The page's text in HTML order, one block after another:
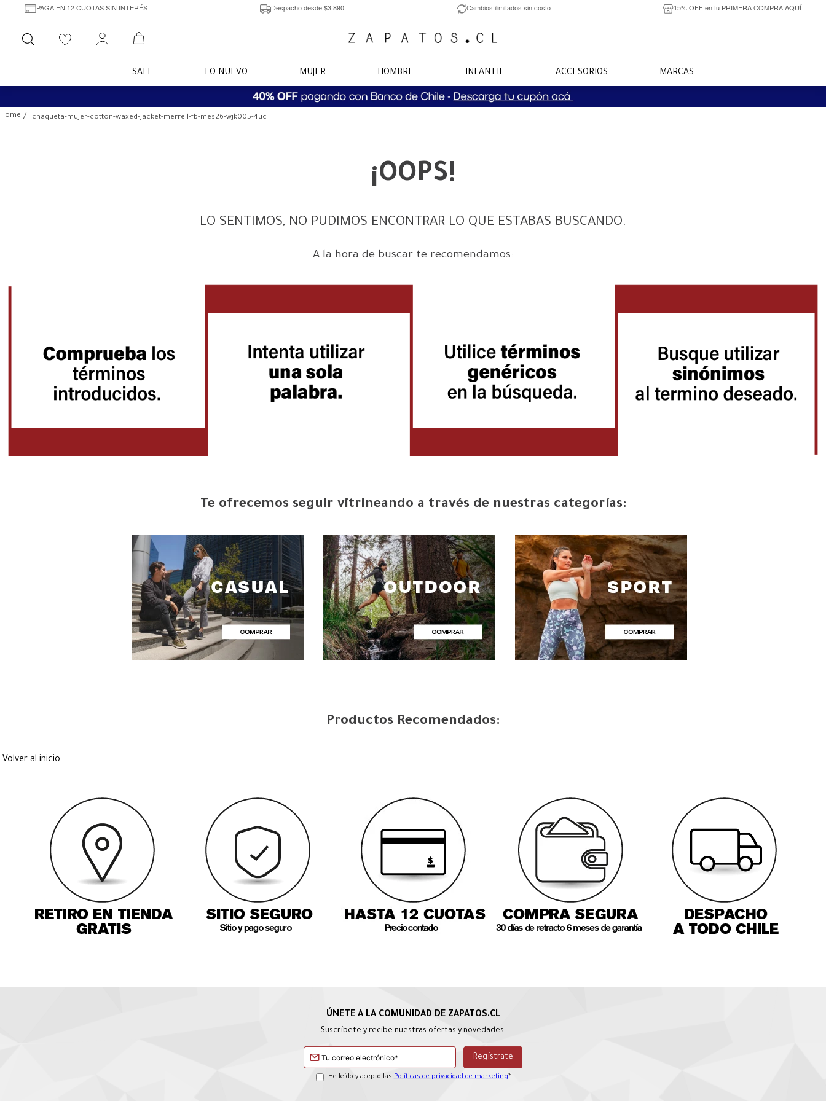
PAGA EN 12 CUOTAS SIN INTERÉS Despacho desde $3.890 Cambios ilimitados sin costo 15% OFF en tu PRIMERA COMPRA AQUÍ
Buscar
SALE LO NUEVO MUJER HOMBRE INFANTIL ACCESORIOS MARCAS
chaqueta-mujer-cotton-waxed-jacket-merrell-fb-mes26-wjk005-4uc
¡OOPS!
LO SENTIMOS, NO PUDIMOS ENCONTRAR LO QUE ESTABAS BUSCANDO.
A la hora de buscar te recomendamos:
Te ofrecemos seguir vitrineando a través de nuestras categorías:
Productos Recomendados:
Volver al inicio
Suscríbete y recibe nuestras ofertas y novedades.
He leído y acepto las Políticas de privacidad de marketing*